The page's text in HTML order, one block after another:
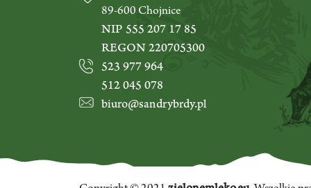
89-600 Chojnice
NIP 555 207 17 85
REGON 220705300
523 977 964
512 045 078
biuro@sandrybrdy.pl